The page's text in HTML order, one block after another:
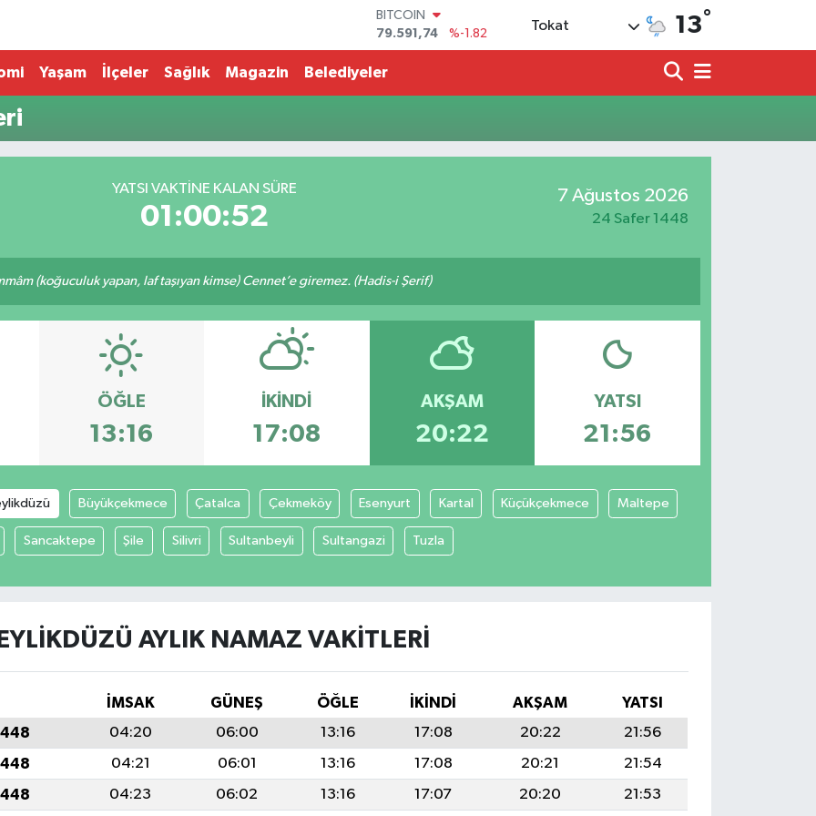
BITCOIN
79.591,74
%-1.82
DOLAR
45,43620
61,60380
%0.18
Tokat 13°
Yaşam İlçeler Sağlık Magazin Belediyeler
YATSI VAKTİNE KALAN SÜRE
01:00:52
7 Ağustos 2026
24 Safer 1448
(koğuculuk yapan, laf taşıyan kimse) Cennet’e giremez. (Hadis-i Şerif)
ÖĞLE
13:16
İKINDI
17:08
AKŞAM
20:22
YATSI
21:56
Büyükçekmece Çatalca Çekmeköy Esenyurt Kartal Küçükçekmece Maltepe
Sancaktepe Şile Silivri Sultanbeyli Sultangazi Tuzla
AYLIK NAMAZ VAKITLERI
İMSAK GÜNEŞ ÖĞLE İKINDI AKŞAM
YATSI
04:20 06:00 13:16 17:08 20:22
21:56
04:21 06:01 13:16 17:08 20:21
21:54
04:23 06:02 13:16 17:07 20:20 21:53